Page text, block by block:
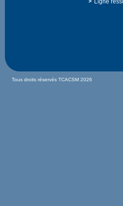
TousdroitsréservésTCACSM2026